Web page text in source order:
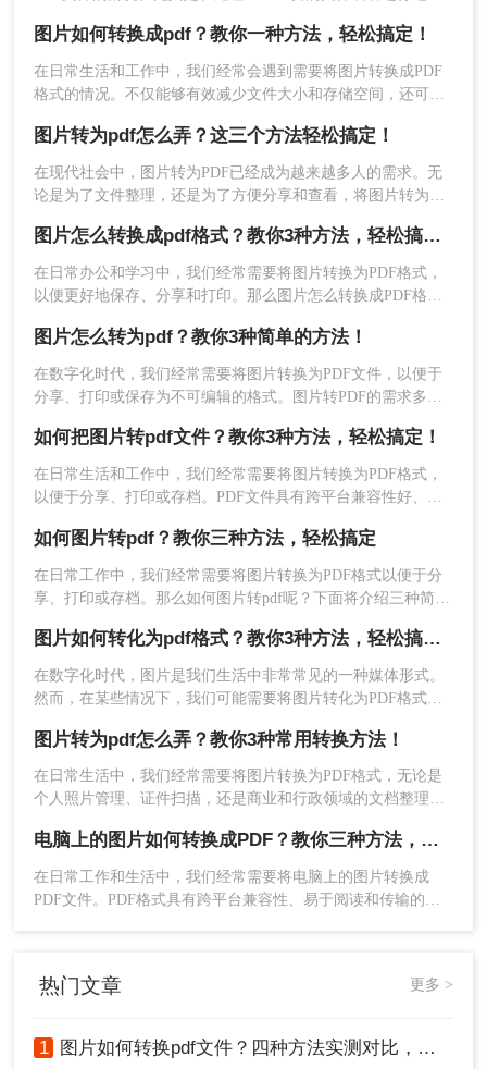
查阅和分享。那么，图片怎么转为PDF文件呢？下面就为大家
详细介绍一种简单、快捷的方法。
图片如何转换成pdf？教你一种方法，轻松搞定！
在日常生活和工作中，我们经常会遇到需要将图片转换成PDF
格式的情况。不仅能够有效减少文件大小和存储空间，还可以
文将为您详细介绍这一过程，帮助您快速掌握相关技巧。
图片转为pdf怎么弄？这三个方法轻松搞定！
在现代社会中，图片转为PDF已经成为越来越多人的需求。无
论是为了文件整理，还是为了方便分享和查看，将图片转为
呢？下面将为您一一揭秘。
图片怎么转换成pdf格式？教你3种方法，轻松搞定！
在日常办公和学习中，我们经常需要将图片转换为PDF格式，
以便更好地保存、分享和打印。那么图片怎么转换成PDF格式
到PDF的转换。
图片怎么转为pdf？教你3种简单的方法！
在数字化时代，我们经常需要将图片转换为PDF文件，以便于
分享、打印或保存为不可编辑的格式。图片转PDF的需求多种
图、扫描件等图片转换为更易于阅读的PDF文档。那么图片怎
么转为pdf呢？以下将详细介绍几种将图片转换为PDF文件的方
法，帮助读者轻松完成转换。
如何把图片转pdf文件？教你3种方法，轻松搞定！
在日常生活和工作中，我们经常需要将图片转换为PDF格式，
以便于分享、打印或存档。PDF文件具有跨平台兼容性好、格
那么如何把图片转PDF文件呢？本文将介绍几种常用的将图片
转换为PDF文件的方法，帮助读者轻松实现格式转换。
如何图片转pdf？教你三种方法，轻松搞定
在日常工作中，我们经常需要将图片转换为PDF格式以便于分
享、打印或存档。那么如何图片转pdf呢？下面将介绍三种简单
图片如何转化为pdf格式？教你3种方法，轻松搞定！
在数字化时代，图片是我们生活中非常常见的一种媒体形式。
然而，在某些情况下，我们可能需要将图片转化为PDF格式。
可读性强等。那么，图片如何转化为pdf格式呢？本文将为你详
细讲解图片转PDF的方法和步骤。
图片转为pdf怎么弄？教你3种常用转换方法！
在日常生活中，我们经常需要将图片转换为PDF格式，无论是
个人照片管理、证件扫描，还是商业和行政领域的文档整理、
性。那么图片转为pdf怎么弄呢？本文将介绍三种将图片转换为
PDF的方法。
电脑上的图片如何转换成PDF？教你三种方法，一秒就能搞定！
在日常工作和生活中，我们经常需要将电脑上的图片转换成
PDF文件。PDF格式具有跨平台兼容性、易于阅读和传输的特
热门文章 更多 >
1 图片如何转换pdf文件？四种方法实测对比，附各场景最优选！